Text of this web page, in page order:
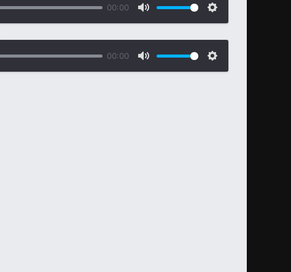
00:00
00:00